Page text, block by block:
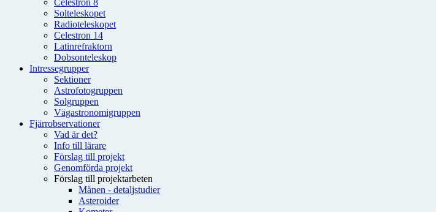
Celestron 8
Solteleskopet
Radioteleskopet
Celestron 14
Latinrefraktorn
Dobsonteleskop
Intressegrupper
Sektioner
Astrofotogruppen
Solgruppen
Vägastronomigruppen
Fjärrobservationer
Vad är det?
Info till lärare
Förslag till projekt
Genomförda projekt
Förslag till projektarbeten
Månen - detaljstudier
Asteroider